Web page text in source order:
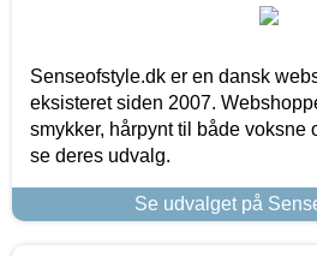
Senseofstyle.dk er en dansk
eksisteret siden 2007.
smykker, hårpynt til både voksne
se deres udvalg.
Se udvalget på